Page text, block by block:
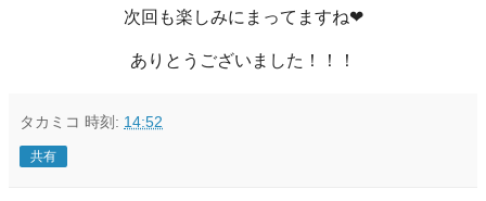
次回も楽しみにまってますね❤
ありとうございました！！！
タカミコ 時刻: 14:52
共有